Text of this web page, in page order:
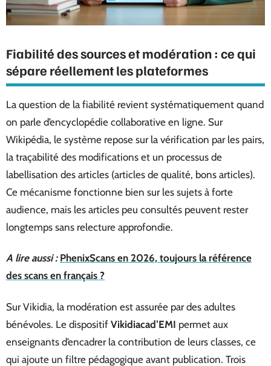
Fiabilité des sources et modération : ce qui
sépare réellement les plateformes
La question de la fiabilité revient systématiquement quand
on parle d’encyclopédie collaborative en ligne. Sur
Wikipédia, le système repose sur la vérification par les pairs,
la traçabilité des modifications et un processus de
labellisation des articles (articles de qualité, bons articles).
Ce mécanisme fonctionne bien sur les sujets à forte
audience, mais les articles peu consultés peuvent rester
longtemps sans relecture approfondie.
A lire aussi : PhenixScans en 2026, toujours la référence
des scans en français ?
Sur Vikidia, la modération est assurée par des adultes
bénévoles. Le dispositif Vikidiacad’EMI permet aux
enseignants d’encadrer la contribution de leurs classes, ce
qui ajoute un filtre pédagogique avant publication. Trois